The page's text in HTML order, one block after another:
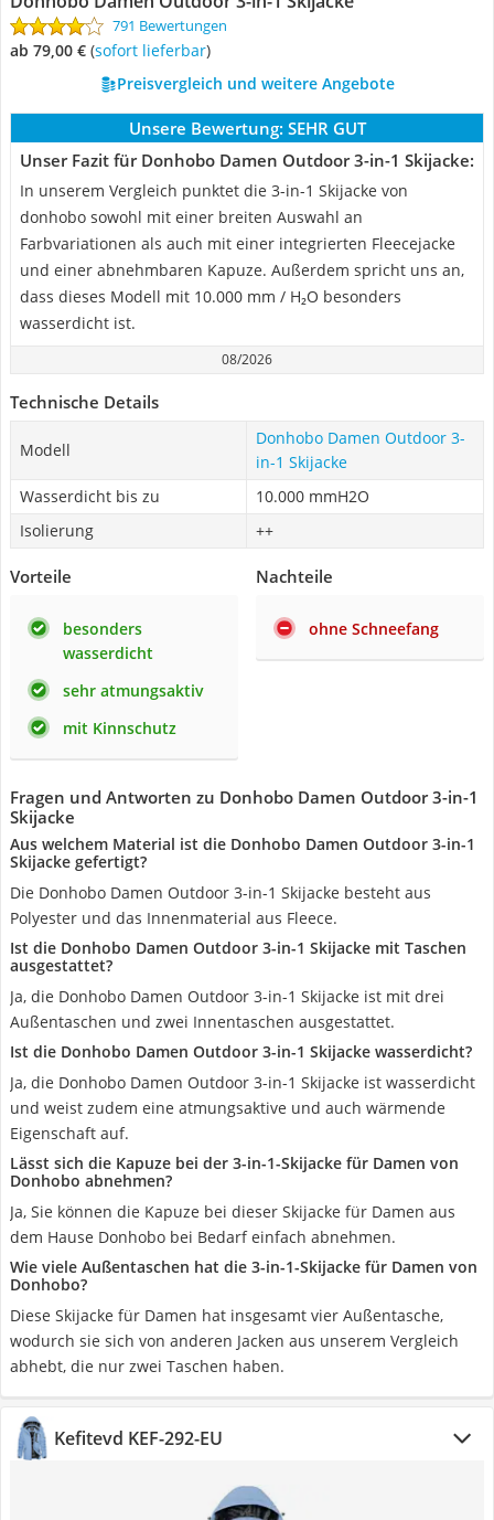
791 Bewertungen
ab 79,00 € ( Sofort lieferbar)
Preisvergleich und weitere Angebote
Unsere Bewertung: SEHR GUT
Unser Fazit für Donhobo Damen Outdoor 3-in-1 Skijacke:
In unserem Vergleich punktet die 3-in-1 Skijacke von
donhobo sowohl mit einer breiten Auswahl an
Farbvariationen als auch mit einer integrierten Fleecejacke
und einer abnehmbaren Kapuze. Außerdem spricht uns an,
dass dieses Modell mit 10.000 mm / H₂O besonders
wasserdicht ist.
08/2026
Technische Details
Modell
Donhobo Damen Outdoor 3-
in-1 Skijacke
Wasserdicht bis zu
10.000 mmH2O
Isolierung
++
Vorteile
besonders
wasserdicht
sehr atmungsaktiv
mit Kinnschutz
Nachteile
ohne Schneefang
Fragen und Antworten zu Donhobo Damen Outdoor 3-in-1
Skijacke
Aus welchem Material ist die Donhobo Damen Outdoor 3-in-1
Skijacke gefertigt?
Die Donhobo Damen Outdoor 3-in-1 Skijacke besteht aus
Polyester und das Innenmaterial aus Fleece.
Ist die Donhobo Damen Outdoor 3-in-1 Skijacke mit Taschen
ausgestattet?
Ja, die Donhobo Damen Outdoor 3-in-1 Skijacke ist mit drei
Außentaschen und zwei Innentaschen ausgestattet.
Ist die Donhobo Damen Outdoor 3-in-1 Skijacke wasserdicht?
Ja, die Donhobo Damen Outdoor 3-in-1 Skijacke ist wasserdicht
und weist zudem eine atmungsaktive und auch wärmende
Eigenschaft auf.
Lässt sich die Kapuze bei der 3-in-1-Skijacke für Damen von
Donhobo abnehmen?
Ja, Sie können die Kapuze bei dieser Skijacke für Damen aus
dem Hause Donhobo bei Bedarf einfach abnehmen.
Wie viele Außentaschen hat die 3-in-1-Skijacke für Damen von
Donhobo?
Diese Skijacke für Damen hat insgesamt vier Außentasche,
wodurch sie sich von anderen Jacken aus unserem Vergleich
abhebt, die nur zwei Taschen haben.
Kefitevd KEF-292-EU